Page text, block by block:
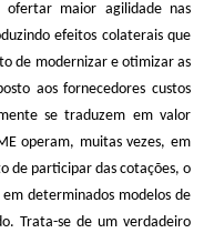
ofertar maior agilidade nas
efeitos colaterais que
de modernizar e otimizar as
aos fornecedores custos
se traduzem em valor
operam, muitas vezes, em
de participar das cotações, o
determinados modelos de
Trata-se de um verdadeiro